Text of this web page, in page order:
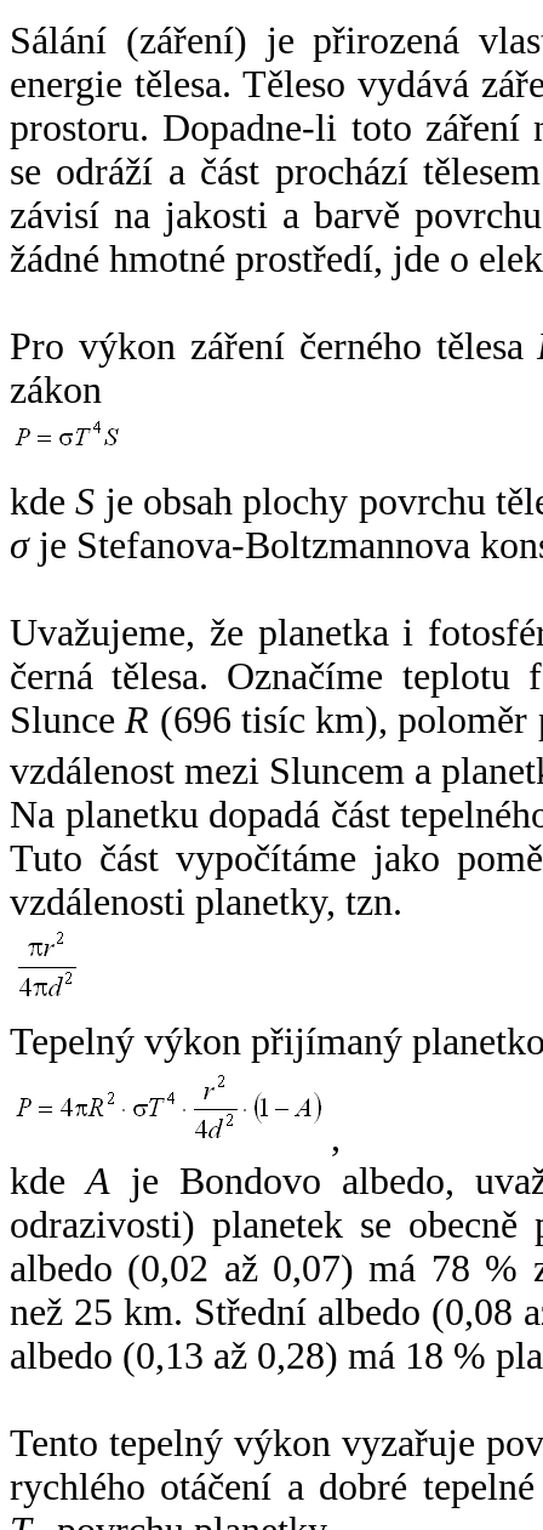
Sálání (záření) je přirozená
energie tělesa. Těleso vydává
prostoru. Dopadne-li toto záření
se odráží a část prochází
závisí na jakosti a barvě
žádné hmotné prostředí, jde o
Pro výkon záření černého tělesa
zákon
kdeS je obsah plochy povrchu
σje Stefanova-Boltzmannova
Uvažujeme, že planetka i
černá tělesa. Označíme
SlunceR (696 tisíc km),
vzdálenost mezi Sluncem a
Na planetku dopadá část
Tuto část vypočítáme jako
vzdálenosti planetky, tzn.
Tepelný výkon přijímaný
,
kdeA je Bondovo albedo,
odrazivosti) planetek se
albedo (0,02 až 0,07) má 78 %
než 25 km. Střední albedo (0,08
albedo (0,13 až 0,28) má 18 %
Tento tepelný výkon vyzařuje
rychlého otáčení a dobré